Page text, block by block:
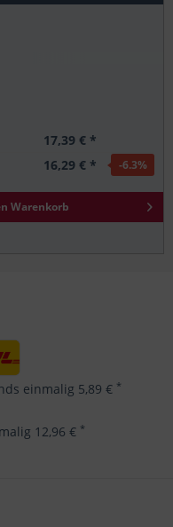
17,39 € *
16,29 € * -6.3%
Warenkorb
einmalig 5,89 € *
12,96 € *